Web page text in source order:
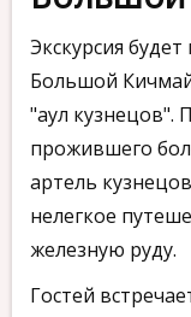
Экскурсия
Большой
"аул кузнецов".
прожившего
артель
нелегкое
железную руду.
Гостей